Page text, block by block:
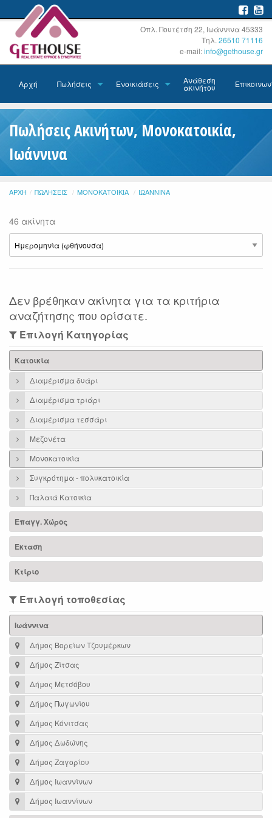
Οπλ. Πουτέτση 22, Ιωάννινα 45333
Τηλ. 26510 71116
e-mail:info@gethouse.gr
Αρχή Πωλήσεις Ενοικιάσεις Ανάθεση
ακινήτου
Πωλήσεις Ακινήτων, Μονοκατοικία,
Ιωάννινα
ΑΡΧΉ ΠΩΛΉΣΕΙΣ ΜΟΝΟΚΑΤΟΙΚΊΑ ΙΩΆΝΝΙΝΑ
46 ακίνητα
Δεν βρέθηκαν ακίνητα για τα κριτήρια
αναζήτησης που ορίσατε.
Επιλογή Κατηγορίας
Κατοικία
Διαμέρισμα δυάρι
Διαμέρισμα τριάρι
Διαμέρισμα τεσσάρι
Μεζονέτα
Μονοκατοικία
Συγκρότημα - πολυκατοικία
Παλαιά Κατοικία
Επαγγ. Χώρος
Έκταση
Κτίριο
Επιλογή τοποθεσίας
Ιωάννινα
Δήμος Βορείων Τζουμέρκων
Δήμος Ζίτσας
Δήμος Μετσόβου
Δήμος Πωγωνίου
Δήμος Κόνιτσας
Δήμος Δωδώνης
Δήμος Ζαγορίου
Δήμος Ιωαννίνων
Δήμος Ιωαννίνων